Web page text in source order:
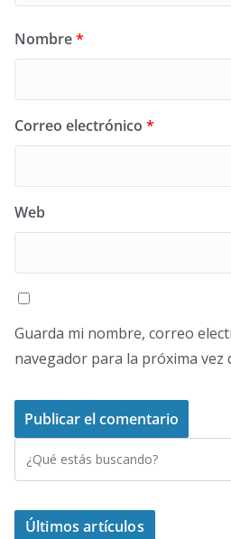
Nombre*
Correo electrónico *
Web
Guarda mi nombre, correo
navegador para la próxima vez
Últimos artículos